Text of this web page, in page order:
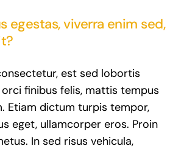
egestas, viverra enim sed,
est sed lobortis
finibus felis, mattis tempus
Etiam dictum turpis tempor,
eget, ullamcorper eros. Proin
In sed risus vehicula,